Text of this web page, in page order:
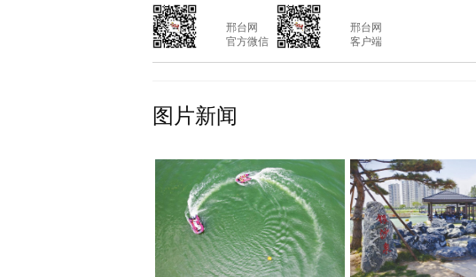
			邢台网
			官方微信
			邢台网
			客户端
图片新闻